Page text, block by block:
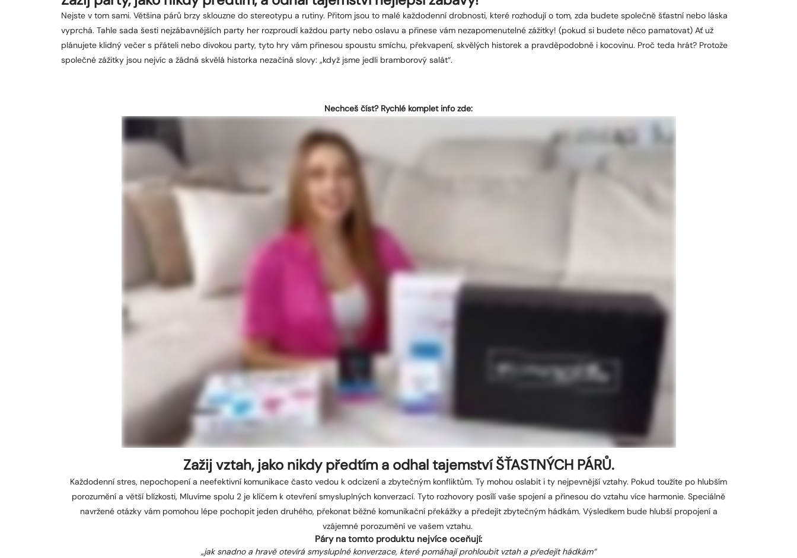
Nejste v tom sami. Většina párů brzy sklouzne do stereotypu a rutiny. Přitom jsou to malé každodenní drobnosti, které rozhodují o tom, zda budete společně šťastní nebo láska
vyprchá. Tahle sada šesti nejzábavnějších party her rozproudí každou party nebo oslavu a přinese vám nezapomenutelné zážitky! (pokud si budete něco pamatovat) Ať už
plánujete klidný večer s přáteli nebo divokou party, tyto hry vám přinesou spoustu smíchu, překvapení, skvělých historek a pravděpodobně i kocovinu. Proč teda hrát? Protože
společné zážitky jsou nejvíc a žádná skvělá historka nezačíná slovy: „když jsme jedli bramborový salát“.
Nechceš číst? Rychlé komplet info zde:
Zažij vztah, jako nikdy předtím a odhal tajemství ŠŤASTNÝCH PÁRŮ.
Každodenní stres, nepochopení a neefektivní komunikace často vedou k odcizení a zbytečným konfliktům. Ty mohou oslabit i ty nejpevnější vztahy. Pokud toužíte po hlubším
porozumění a větší blízkosti, Mluvíme spolu 2 je klíčem k otevření smysluplných konverzací. Tyto rozhovory posílí vaše spojení a přinesou do vztahu více harmonie. Speciálně
navržené otázky vám pomohou lépe pochopit jeden druhého, překonat běžné komunikační překážky a předejít zbytečným hádkám. Výsledkem bude hlubší propojení a
vzájemné porozumění ve vašem vztahu.
Páry na tomto produktu nejvíce oceňují:
„jak snadno a hravě otevírá smysluplné konverzace, které pomáhají prohloubit vztah a předejít hádkám“